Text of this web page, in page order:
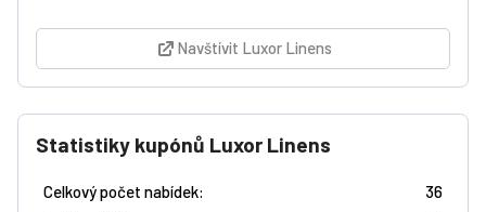
Navštívit Luxor Linens
Statistiky kupónů Luxor Linens
Celkový počet nabídek:
36